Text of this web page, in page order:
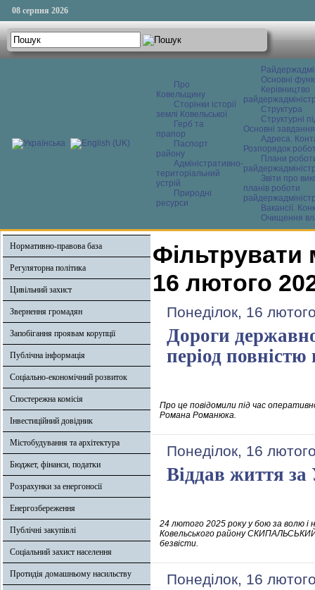
08 серпня 2026
Про
Ковельщину
Сторінки історії
землі Ковельської
Герб та
прапор
Паспорт
району
Адміністративно-
територіальний
устрій
Природні
ресурси
Основні
Керівництво
Структура
Структурні
Основні завдання
Адреса.
Розпорядок
Плани
Звіти про
планів роботи
Вакансії.
Очищення
Нормативно-правова база
Регуляторна політика
Цивільний захист
Звернення громадян
Запобігання проявам корупції
Публічна інформація
Соціально-економічний розвиток
Спостережна комісія
Інвестиційний довідник
Містобудування та архітектура
Бюджет, фінанси, податки
Розрахунки за енергоносії
Енергозбереження
Публічні закупівлі
Соціальний захист населення
Протидія домашньому насильству
Фільтрувати
16 лютого
Понеділок, 16
Дороги
період повністю
Про це повідомили під час
Романа Романюка.
Понеділок, 16
Віддав життя
24 лютого 2025 року у бою за волю і
Ковельського району
безвісти.
Понеділок, 16